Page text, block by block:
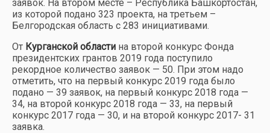
заявок. На втором месте – Республика Башкортостан,
из которой подано 323 проекта, на третьем –
Белгородская область с 283 инициативами.
От Курганской области на второй конкурс Фонда
президентских грантов 2019 года поступило
рекордное количество заявок — 50. При этом надо
отметить, что на первый конкурс 2019 года было
подано — 39 заявок, на первый конкурс 2018 года —
34, на второй конкурс 2018 года — 33, на первый
конкурс 2017 года — 30, и на второй конкурс 2017- 31
заявка.